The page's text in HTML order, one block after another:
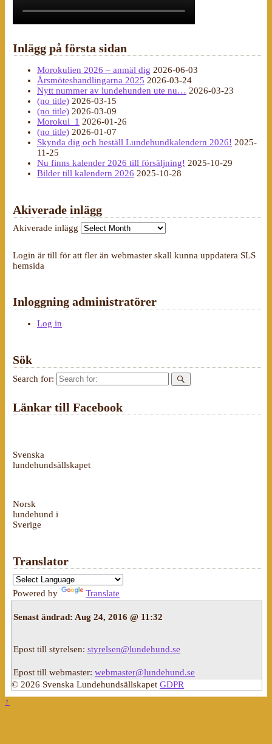
Inlägg på första sidan
Morokulien 2026 – anmäl dig 2026-06-03
Årsmöteshandlingarna 2025 2026-03-24
Nytt nummer av lundehunden ute nu… 2026-03-23
(no title) 2026-03-15
(no title) 2026-03-09
Morokul_1 2026-01-26
(no title) 2026-01-07
Skynda dig och beställ Lundehundkalendern 2026! 2025-
11-25
Nu finns kalender 2026 till försäljning! 2025-10-29
Bilder till kalendern 2026 2025-10-28
Akiverade inlägg
Akiverade inlägg
Login är till för att fler än webmaster skall kunna uppdatera SLS
hemsida
Inloggning administratörer
Log in
Sök
Search for:
Länkar till Facebook
Svenska
lundehundsällskapet
Norsk
lundehund i
Sverige
Translator
Powered by Translate
Senast ändrad: Aug 24, 2016 @ 11:32
Epost till styrelsen: styrelsen@lundehund.se
Epost till webmaster: webmaster@lundehund.se
© 2026 Svenska Lundehundsällskapet GDPR
↑